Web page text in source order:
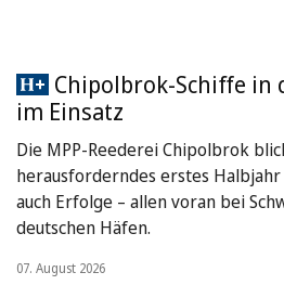
Chipolbrok-Schiffe in
im Einsatz
Die MPP-Reederei Chipolbrok
herausforderndes erstes
auch Erfolge – allen voran bei
deutschen Häfen.
07. August 2026